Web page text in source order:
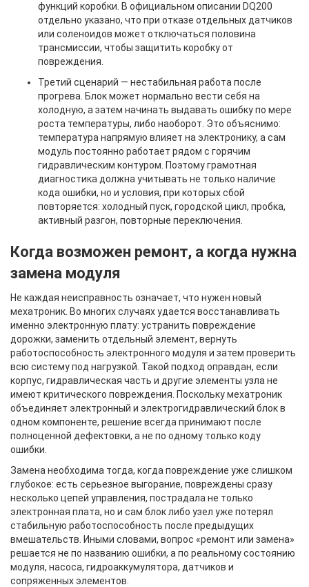
функций коробки. В официальном описании DQ200
отдельно указано, что при отказе отдельных датчиков
или соленоидов может отключаться половина
трансмиссии, чтобы защитить коробку от
повреждения.
Третий сценарий — нестабильная работа после
прогрева. Блок может нормально вести себя на
холодную, а затем начинать выдавать ошибку по мере
роста температуры, либо наоборот. Это объяснимо:
температура напрямую влияет на электронику, а сам
модуль постоянно работает рядом с горячим
гидравлическим контуром. Поэтому грамотная
диагностика должна учитывать не только наличие
кода ошибки, но и условия, при которых сбой
повторяется: холодный пуск, городской цикл, пробка,
активный разгон, повторные переключения.
Когда возможен ремонт, а когда нужна
замена модуля
Не каждая неисправность означает, что нужен новый
мехатроник. Во многих случаях удается восстанавливать
именно электронную плату: устранить повреждение
дорожки, заменить отдельный элемент, вернуть
работоспособность электронного модуля и затем проверить
всю систему под нагрузкой. Такой подход оправдан, если
корпус, гидравлическая часть и другие элементы узла не
имеют критического повреждения. Поскольку мехатроник
объединяет электронный и электрогидравлический блок в
одном компоненте, решение всегда принимают после
полноценной дефектовки, а не по одному только коду
ошибки.
Замена необходима тогда, когда повреждение уже слишком
глубокое: есть серьезное выгорание, повреждены сразу
несколько цепей управления, пострадала не только
электронная плата, но и сам блок либо узел уже потерял
стабильную работоспособность после предыдущих
вмешательств. Иными словами, вопрос «ремонт или замена»
решается не по названию ошибки, а по реальному состоянию
модуля, насоса, гидроаккумулятора, датчиков и
сопряженных элементов.